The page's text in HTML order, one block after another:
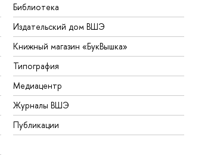
Библиотека
Издательский дом ВШЭ
Книжный магазин «БукВышка»
Типография
Медиацентр
Журналы ВШЭ
Публикации